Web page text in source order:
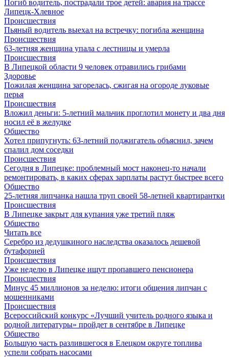
Погиб водитель, пострадали трое детей: авария на трассе
Липецк-Хлевное
Происшествия
Пьяный водитель выехал на встречку: погибла женщина
Происшествия
63-летняя женщина упала с лестницы и умерла
Происшествия
В Липецкой области 9 человек отравились грибами
Здоровье
Пожилая женщина загорелась, сжигая на огороде луковые
перья
Происшествия
Вложил деньги: 5-летний мальчик проглотил монету и два дня
носил её в желудке
Общество
Хотел припугнуть: 63-летний поджигатель объяснил, зачем
спалил дом соседки
Происшествия
Сегодня в Липецке: проблемный мост наконец-то начали
ремонтировать, в каких сферах зарплаты растут быстрее всего
Общество
25-летняя липчанка нашла труп своей 58-летней квартирантки
Происшествия
В Липецке закрыт для купания уже третий пляж
Общество
Читать все
Серебро из дедушкиного наследства оказалось дешевой
бутафорией
Происшествия
Уже неделю в Липецке ищут пропавшего пенсионера
Происшествия
Минус 45 миллионов за неделю: итоги общения липчан с
мошенниками
Происшествия
Всероссийский конкурс «Лучший учитель родного языка и
родной литературы» пройдет в сентябре в Липецке
Общество
Большую часть разлившегося в Елецком округе топлива
успели собрать насосами